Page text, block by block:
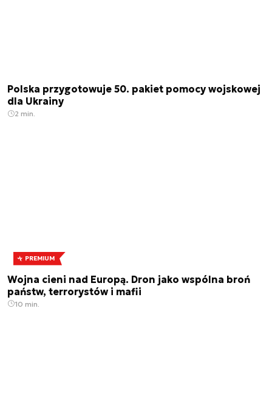
Polska przygotowuje 50. pakiet pomocy wojskowej
dla Ukrainy
2 min.
PREMIUM
Wojna cieni nad Europą. Dron jako wspólna broń
państw, terrorystów i mafii
10 min.